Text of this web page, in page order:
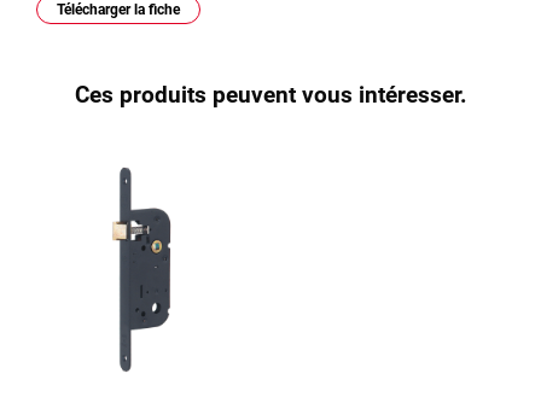
Télécharger la fiche
Ces produits peuvent vous intéresser.